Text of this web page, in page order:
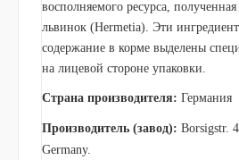
восполняемого ресурса,
львинок (Hermetia). Эти
содержание в корме выделены
на лицевой стороне упаковки.
Страна производителя: Германия
Производитель (завод): Borsigstr.
Germany.